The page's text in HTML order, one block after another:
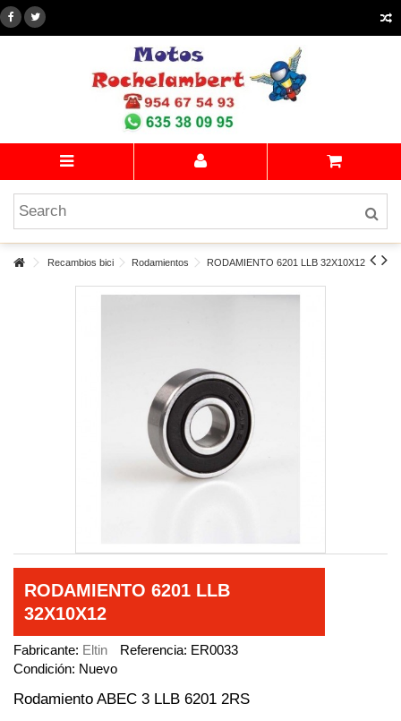
Recambios bici Rodamientos RODAMIENTO 6201 LLB 32X10X12
RODAMIENTO 6201 LLB
32X10X12
Fabricante: Eltin Referencia: ER0033
Condición: Nuevo
Rodamiento ABEC 3 LLB 6201 2RS